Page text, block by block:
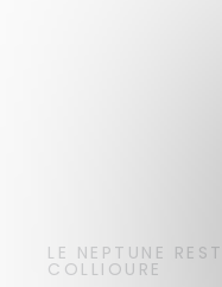
LE NEPTUNE
COLLIOURE